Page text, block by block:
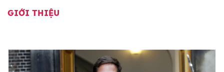
GIỚI THIỆU